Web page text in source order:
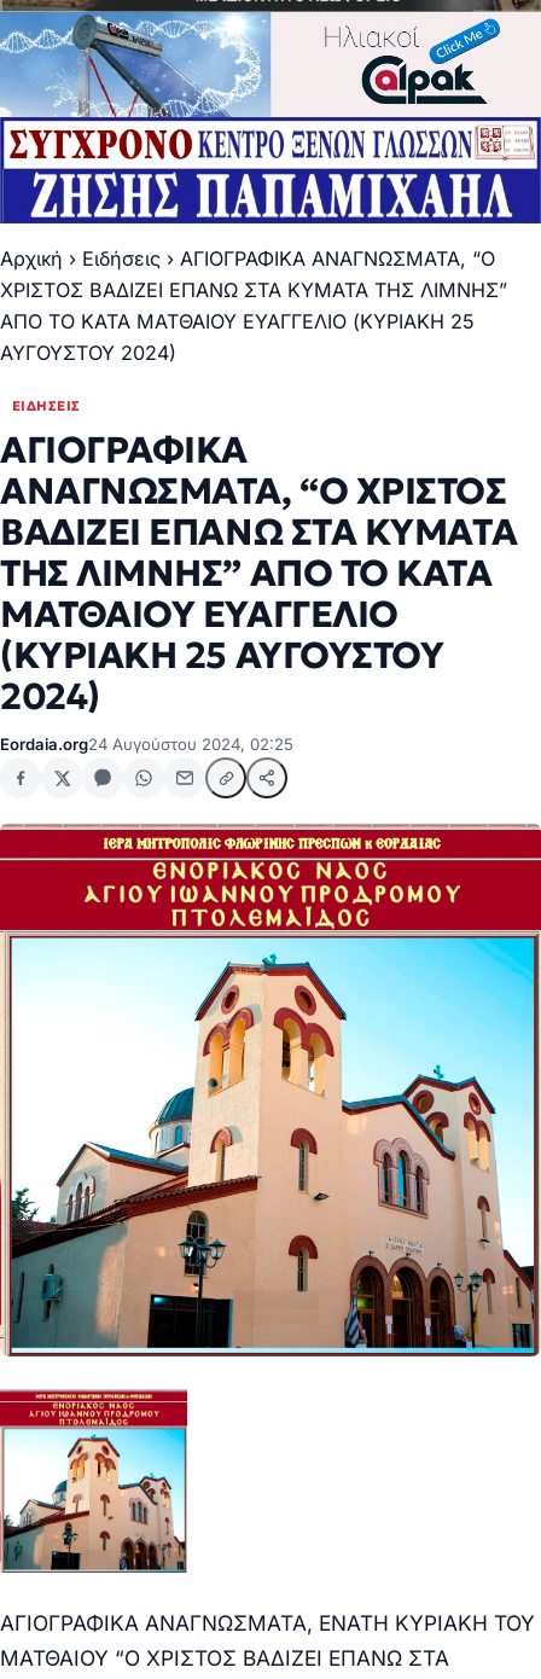
Αρχική › Ειδήσεις › ΑΓΙΟΓΡΑΦΙΚΑ ΑΝΑΓΝΩΣΜΑΤΑ, “Ο
ΧΡΙΣΤΟΣ ΒΑΔΙΖΕΙ ΕΠΑΝΩ ΣΤΑ ΚΥΜΑΤΑ ΤΗΣ ΛΙΜΝΗΣ”
ΑΠΟ ΤΟ ΚΑΤΑ ΜΑΤΘΑΙΟΥ ΕΥΑΓΓΕΛΙΟ (ΚΥΡΙΑΚΗ 25
ΑΥΓΟΥΣΤΟΥ 2024)
ΕΙΔΉΣΕΙΣ
ΑΓΙΟΓΡΑΦΙΚΑ
ΑΝΑΓΝΩΣΜΑΤΑ, “Ο ΧΡΙΣΤΟΣ
ΒΑΔΙΖΕΙ ΕΠΑΝΩ ΣΤΑ ΚΥΜΑΤΑ
ΤΗΣ ΛΙΜΝΗΣ” ΑΠΟ ΤΟ ΚΑΤΑ
ΜΑΤΘΑΙΟΥ ΕΥΑΓΓΕΛΙΟ
(ΚΥΡΙΑΚΗ 25 ΑΥΓΟΥΣΤΟΥ
2024)
Eordaia.org24 Αυγούστου 2024, 02:25
ΑΓΙΟΓΡΑΦΙΚΑ ΑΝΑΓΝΩΣΜΑΤΑ, ΕΝΑΤΗ ΚΥΡΙΑΚΗ ΤΟΥ
ΜΑΤΘΑΙΟΥ “Ο ΧΡΙΣΤΟΣ ΒΑΔΙΖΕΙ ΕΠΑΝΩ ΣΤΑ